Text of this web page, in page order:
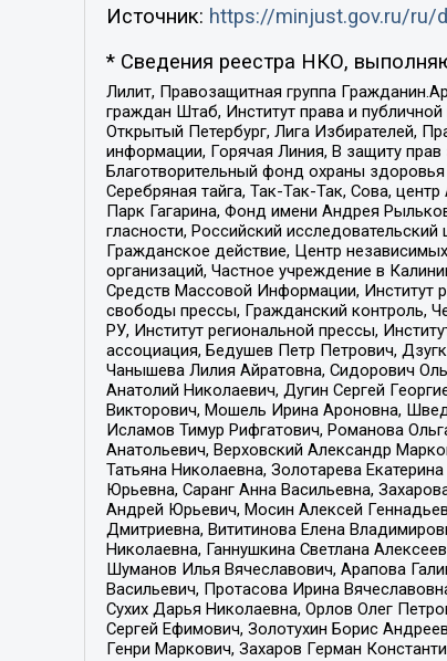
Источник: https://minjust.gov.ru/ru/
* Сведения реестра НКО,
Лилит, Правозащитная группа
граждан Штаб, Институт права и
Открытый Петербург, Лига Избирателей,
информации, Горячая Линия, В защиту
Благотворительный фонд охраны
Серебряная тайга, Так-Так-Так, Сова,
Парк Гагарина, Фонд имени Андрея
гласности, Российский
Гражданское действие, Центр
организаций, Частное учреждение в
Средств Массовой Информации, Институт
свободы прессы, Гражданский контроль,
РУ, Институт региональной прессы,
ассоциация, Бедушев Петр Петрович,
Чанышева Лилия Айратовна, Сидорович
Анатолий Николаевич, Дугин Сергей
Викторович, Мошель Ирина Ароновна,
Исламов Тимур Рифгатович, Романова
Анатольевич, Верховский Александр
Татьяна Николаевна, Золотарева
Юрьевна, Саранг Анна Васильевна,
Андрей Юрьевич, Мосин Алексей
Дмитриевна, Вититинова Елена
Николаевна, Ганнушкина Светлана
Шуманов Илья Вячеславович, Арапова
Васильевич, Протасова Ирина
Сухих Дарья Николаевна, Орлов Олег
Сергей Ефимович, Золотухин Борис
Генри Маркович, Захаров Герман